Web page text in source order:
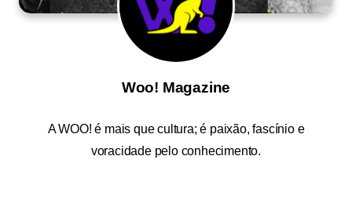
Woo! Magazine
AWOO! é mais que cultura; é paixão, fascínio e
voracidade pelo conhecimento.